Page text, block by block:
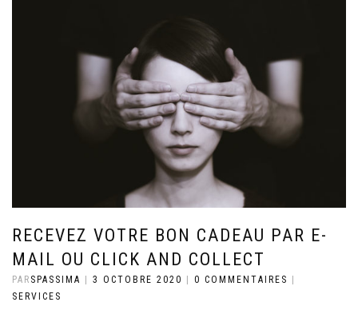
RECEVEZ VOTRE BON CADEAU PAR E-
MAIL OU CLICK AND COLLECT
PAR SPASSIMA 3 OCTOBRE 2020 0 COMMENTAIRES
SERVICES